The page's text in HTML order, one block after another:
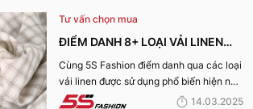
tìm hiểu nhé!
Tư vấn chọn mua
ĐIỂM DANH 8+ LOẠI VẢI LINEN
PHỔ BIẾN NHẤT HIỆN NAY
Cùng 5S Fashion điểm danh qua các loại
vải linen được sử dụng phổ biến hiện nay
trên thị trường cũng như ưu nhược điểm
14.03.2025